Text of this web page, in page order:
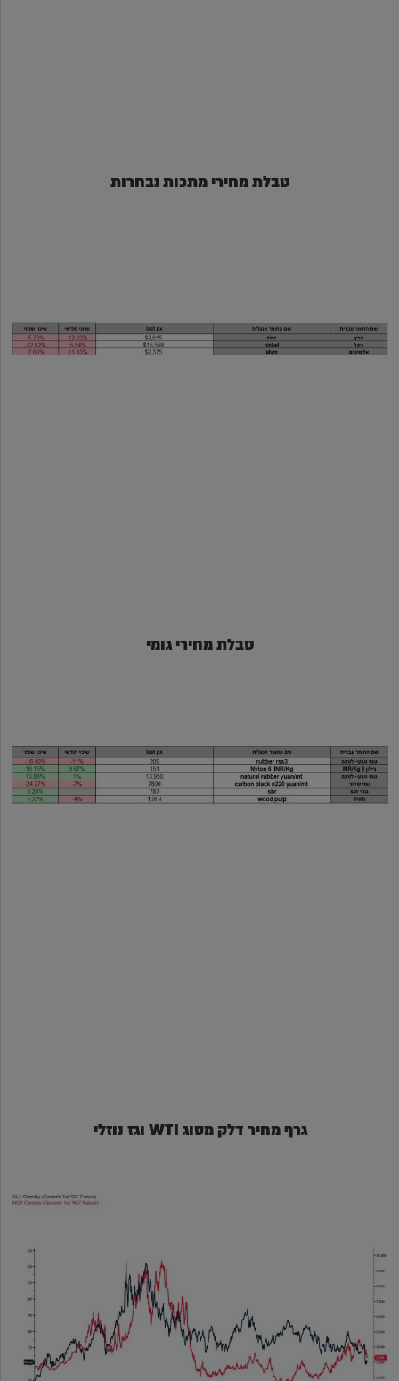
טבלת מחירי מתכות נבחרות
טבלת מחירי גומי
גרף מחיר דלק מסוג WTI וגז נוזלי